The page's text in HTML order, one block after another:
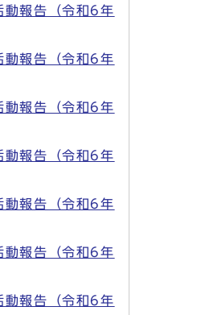
動報告（令和6年
動報告（令和6年
動報告（令和6年
動報告（令和6年
動報告（令和6年
動報告（令和6年
動報告（令和6年